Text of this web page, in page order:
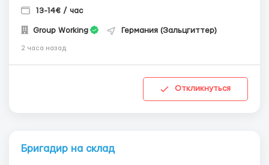
13-14€ / час
Group Working Германия (Зальцгиттер)
2 часа назад
Откликнуться
Бригадир на склад